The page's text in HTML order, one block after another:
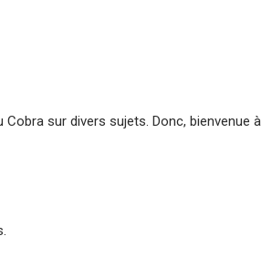
sur divers sujets. Donc, bienvenue à